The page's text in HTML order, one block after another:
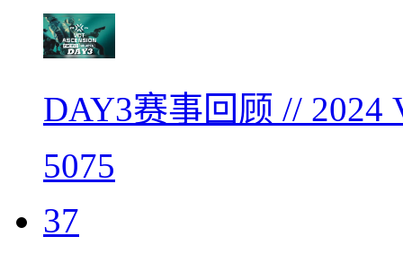
DAY3赛事回顾 // 2024
5075
37